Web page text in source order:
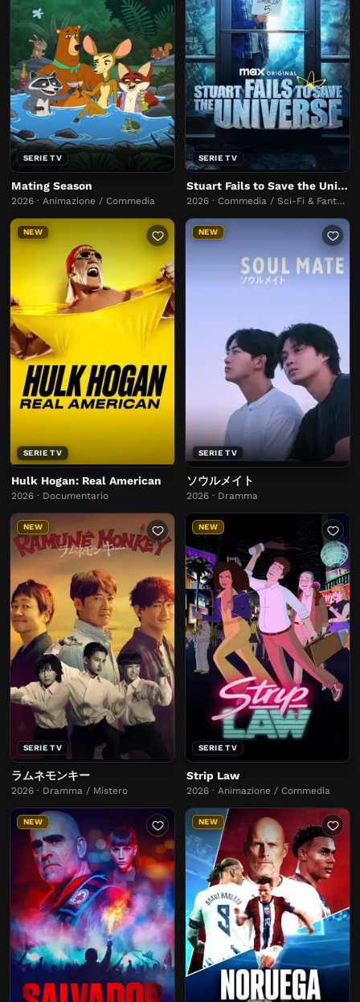
SERIE TV
Mating Season
2026 · Animazione / Commedia
SERIE TV
Stuart Fails to Save the Universe
2026 · Commedia / Sci-Fi & Fantasy
NEW
SERIE TV
Hulk Hogan: Real American
2026 · Documentario
NEW
SERIE TV
ソウルメイト
2026 · Dramma
NEW
SERIE TV
ラムネモンキー
2026 · Dramma / Mistero
NEW
SERIE TV
Strip Law
2026 · Animazione / Commedia
NEW NEW